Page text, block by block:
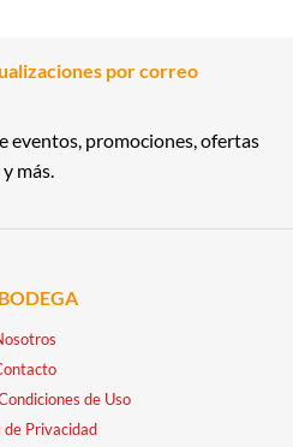
por correo
eventos, promociones, ofertas
más.
de Uso
de Privacidad